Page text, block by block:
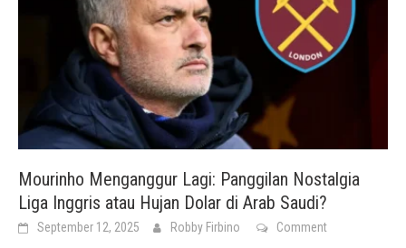
Mourinho Menganggur Lagi: Panggilan Nostalgia
Liga Inggris atau Hujan Dolar di Arab Saudi?
September 12, 2025 Robby Firbino Comment